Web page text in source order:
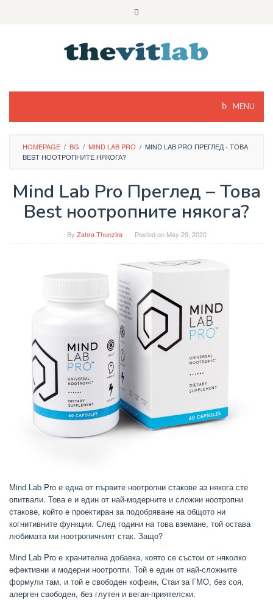
MENU
HOMEPAGE / BG / MIND LAB PRO / MIND LAB PRO ПРЕГЛЕД - ТОВА
BEST НООТРОПНИТЕ НЯКОГА?
Mind Lab Pro Преглед – Това
Best ноотропните някога?
By Zahra Thunzira Posted on May 29, 2020
Mind Lab Pro е една от първите ноотропни стакове аз някога сте
опитвали. Това е и един от най-модерните и сложни ноотропни
стакове, който е проектиран за подобряване на общото ни
когнитивните функции. След години на това вземане, той остава
любимата ми ноотропичният стак. Защо?
Mind Lab Pro е хранителна добавка, която се състои от няколко
ефективни и модерни ноотропти. Той е един от най-сложните
формули там, и той е свободен кофеин, Стаи за ГМО, без соя,
алерген свободен, без глутен и веган-приятелски.